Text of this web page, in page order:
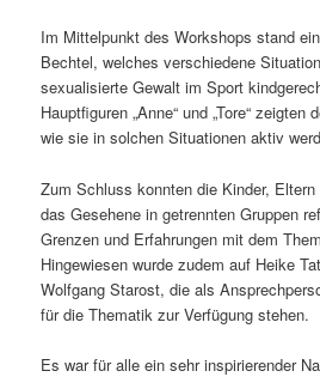
Im Mittelpunkt des Workshops stand
Bechtel, welches verschiedene
sexualisierte Gewalt im Sport
Hauptfiguren „Anne“ und „Tore“ zeigten
wie sie in solchen Situationen aktiv
Zum Schluss konnten die Kinder,
das Gesehene in getrennten Gruppen
Grenzen und Erfahrungen mit dem
Hingewiesen wurde zudem auf Heike
Wolfgang Starost, die als
für die Thematik zur Verfügung stehen.
Es war für alle ein sehr inspirierender